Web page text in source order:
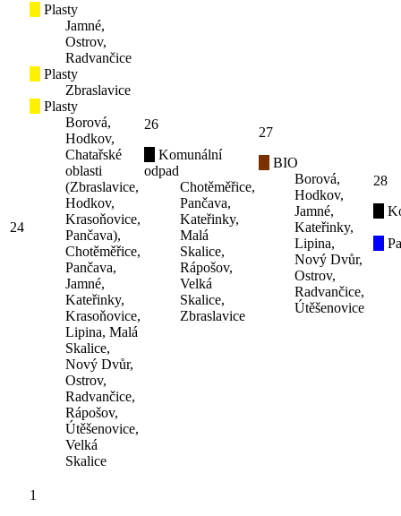
24
Plasty
Jamné,
Ostrov,
Radvančice
Plasty
Zbraslavice
Plasty
Borová,
Hodkov,
Chatařské
oblasti
(Zbraslavice,
Hodkov,
Krasoňovice,
Pančava),
Chotěměřice,
Pančava,
Jamné,
Kateřinky,
Krasoňovice,
Lipina, Malá
Skalice,
Nový Dvůr,
Ostrov,
Radvančice,
Rápošov,
Útěšenovice,
Velká
Skalice
26
Komunální
odpad
Chotěměřice,
Pančava,
Kateřinky,
Malá
Skalice,
Rápošov,
Velká
Skalice,
Zbraslavice
27
BIO
Borová,
Hodkov,
Jamné,
Kateřinky,
Lipina,
Nový Dvůr,
Ostrov,
Radvančice,
Útěšenovice
28
1